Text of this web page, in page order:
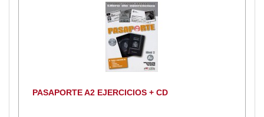
PASAPORTE A2 EJERCICIOS + CD